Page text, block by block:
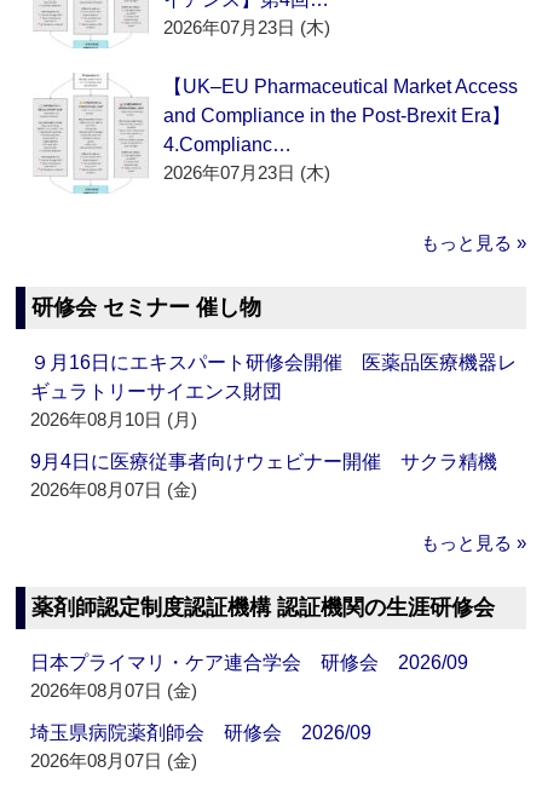
2026年07月23日 (木)
【UK–EU Pharmaceutical Market Access
and Compliance in the Post-Brexit Era】
4.Complianc…
2026年07月23日 (木)
もっと見る »
研修会 セミナー 催し物
９月16日にエキスパート研修会開催 医薬品医療機器レ
ギュラトリーサイエンス財団
2026年08月10日 (月)
9月4日に医療従事者向けウェビナー開催 サクラ精機
2026年08月07日 (金)
もっと見る »
薬剤師認定制度認証機構 認証機関の生涯研修会
日本プライマリ・ケア連合学会 研修会 2026/09
2026年08月07日 (金)
埼玉県病院薬剤師会 研修会 2026/09
2026年08月07日 (金)